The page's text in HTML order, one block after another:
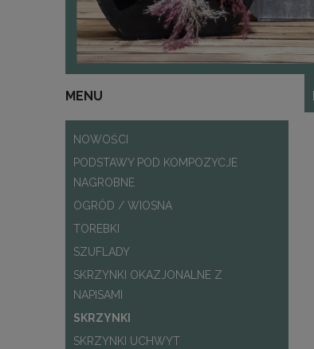
MENU
NOWOŚCI
PODSTAWY POD KOMPOZYCJE
NAGROBNE
OGRÓD / WIOSNA
TOREBKI
SZUFLADY
SKRZYNKI OKAZJONALNE Z
NAPISAMI
SKRZYNKI
SKRZYNKI UCHWYT